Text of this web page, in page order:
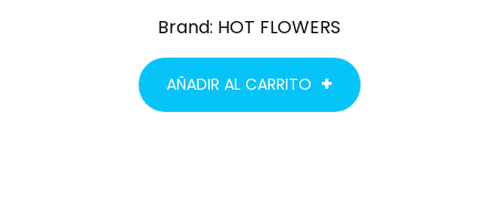
Brand: HOT FLOWERS
AÑADIR AL CARRITO